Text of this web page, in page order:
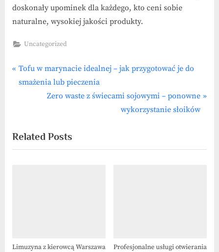
doskonały upominek dla każdego, kto ceni sobie
naturalne, wysokiej jakości produkty.
Uncategorized
Nawigacja
wpisu
P
r
o
u
Tofu w marynacie idealnej – jak przygotować je do
smażenia lub pieczenia
N
t
P
Zero waste z świecami sojowymi – ponowne
wykorzystanie słoików
Related Posts
Limuzyna z kierowcą Warszawa
Profesjonalne usługi otwierania